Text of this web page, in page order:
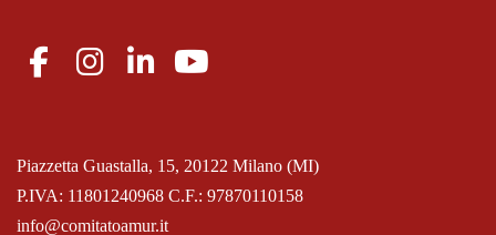
P.IVA: 11801240968 C.F.: 97870110158
Piazzetta Guastalla, 15, 20122 Milano (MI)
info@comitatoamur.it